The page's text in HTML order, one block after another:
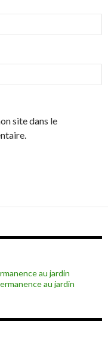
site dans le
au jardin
au jardin